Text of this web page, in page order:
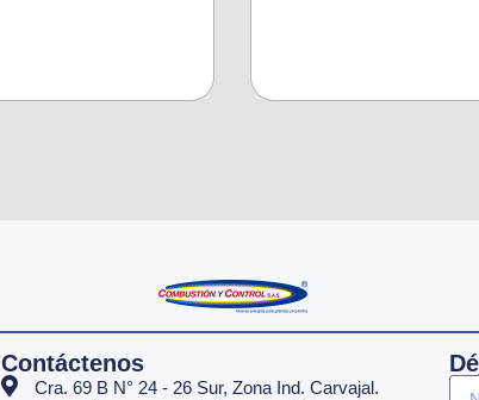
Contáctenos
Cra. 69 B N° 24 - 26 Sur, Zona Ind. Carvajal.